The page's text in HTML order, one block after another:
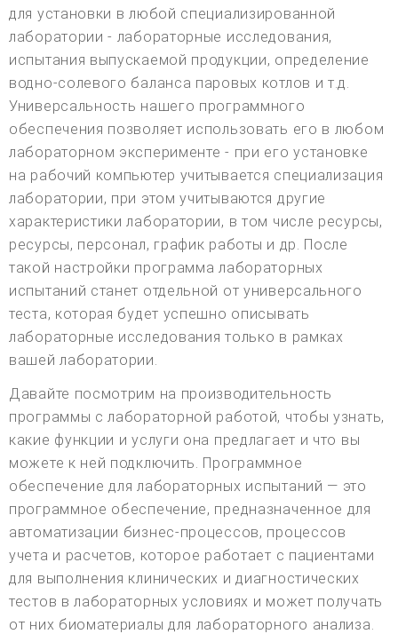
для установки в любой специализированной
лаборатории - лабораторные исследования,
испытания выпускаемой продукции, определение
водно-солевого баланса паровых котлов и т.д.
Универсальность нашего программного
обеспечения позволяет использовать его в любом
лабораторном эксперименте - при его установке
на рабочий компьютер учитывается специализация
лаборатории, при этом учитываются другие
характеристики лаборатории, в том числе ресурсы,
ресурсы, персонал, график работы и др. После
такой настройки программа лабораторных
испытаний станет отдельной от универсального
теста, которая будет успешно описывать
лабораторные исследования только в рамках
вашей лаборатории.
Давайте посмотрим на производительность
программы с лабораторной работой, чтобы узнать,
какие функции и услуги она предлагает и что вы
можете к ней подключить. Программное
обеспечение для лабораторных испытаний — это
программное обеспечение, предназначенное для
автоматизации бизнес-процессов, процессов
учета и расчетов, которое работает с пациентами
для выполнения клинических и диагностических
тестов в лабораторных условиях и может получать
от них биоматериалы для лабораторного анализа.